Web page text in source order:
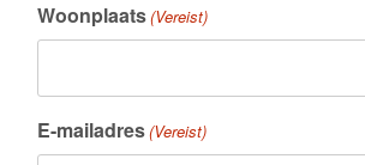
Woonplaats(Vereist)
E-mailadres(Vereist)